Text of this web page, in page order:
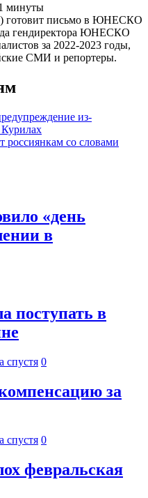
минуты
готовит письмо в ЮНЕСКО
гендиректора ЮНЕСКО
за 2022-2023 годы,
СМИ и репортеры.
из-
россиянкам со словами
«день
в
поступать в
спустя 0
за
спустя 0
февральская